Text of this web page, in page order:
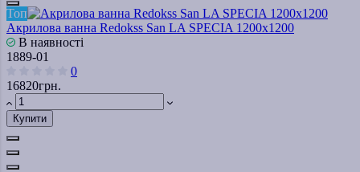
Топ
Акрилова ванна Redokss San LA SPECIA 1200х1200
В наявності
1889-01
0
16820грн.
Купити